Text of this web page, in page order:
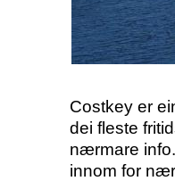
Costkey er
dei fleste
nærmare
innom for